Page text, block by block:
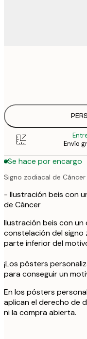
Envío
Se hace por encargo
Signo zodiacal de Cáncer
- Ilustración beis con
de Cáncer
Ilustración beis con
constelación del signo
parte inferior del
¡Los pósters
para conseguir un
En los pósters
aplican el derecho de
ni la compra abierta.